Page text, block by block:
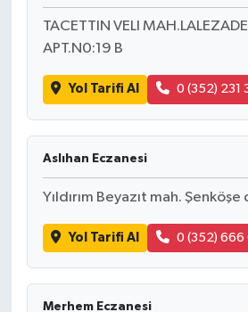
TACETTIN VELI
APT.N0:19 B
Yol Tarifi Al 0 (352) 231
Aslıhan Eczanesi
Yıldırım Beyazıt mah. Şenköşe
Yol Tarifi Al 0 (352)
Merhem Eczanesi